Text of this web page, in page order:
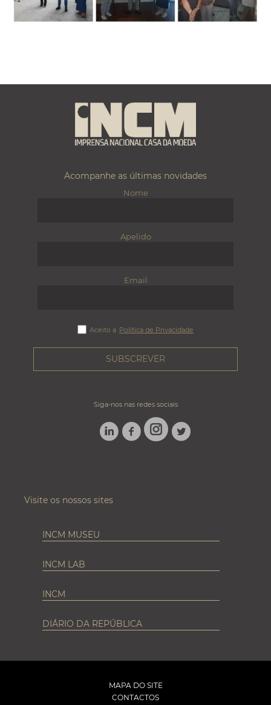
Acompanhe as últimas novidades
Nome
Apelido
Email
Aceito a Política de Privacidade
Siga-nos nas redes sociais
LINKEDINFACEBOOK
INSTAGRAM
TWITTER
Visite os nossos sites
INCM MUSEU
INCM LAB
INCM
DIÁRIO DA REPÚBLICA
MAPA DO SITE
CONTACTOS